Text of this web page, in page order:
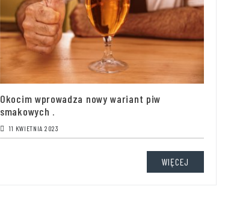
Okocim wprowadza nowy wariant piw
smakowych .
11 KWIETNIA 2023
WIĘCEJ